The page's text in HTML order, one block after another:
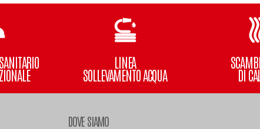
LINEA
SOLLEVAMENTO ACQUA DI
DOVE SIAMO